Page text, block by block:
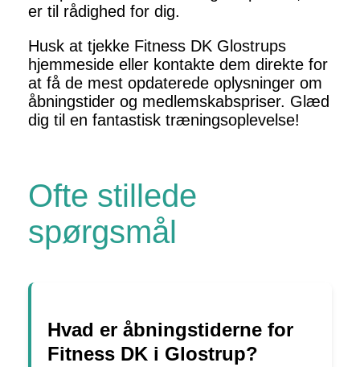
er til rådighed for dig.
Husk at tjekke Fitness DK Glostrups
hjemmeside eller kontakte dem direkte for
at få de mest opdaterede oplysninger om
åbningstider og medlemskabspriser. Glæd
dig til en fantastisk træningsoplevelse!
Ofte stillede
spørgsmål
Hvad er åbningstiderne for
Fitness DK i Glostrup?